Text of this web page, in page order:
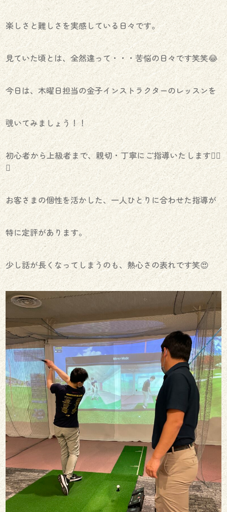
楽しさと難しさを実感している日々です。
見ていた頃とは、全然違って・・・苦悩の日々です笑笑😂
今日は、木曜日担当の金子インストラクターのレッスンを
覗いてみましょう！！
初心者から上級者まで、親切・丁寧にご指導いたします🏌️‍♂️
⛳️
お客さまの個性を活かした、一人ひとりに合わせた指導が
特に定評があります。
少し話が長くなってしまうのも、熱心さの表れです笑😍